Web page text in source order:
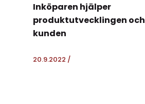
Inköparen hjälper
produktutvecklingen och
kunden
20.9.2022 /